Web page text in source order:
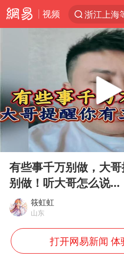
视频
浙江上海
光影经济
金饰克价
多家A股
直击东北
香港宏
酒店回应
Play
00:00
有些事千万别做，大
别做！听大哥怎么说…
筱虹虹
山东
打开网易新闻 体